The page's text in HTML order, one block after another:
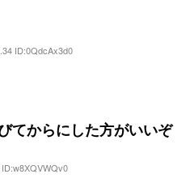
ID:0QdcAx3d0
てからにした方がいいぞ